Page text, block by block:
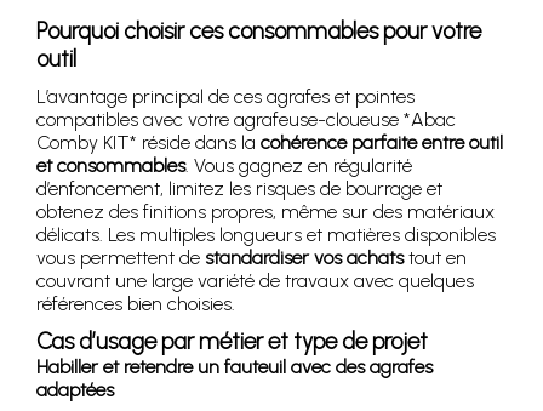
Pourquoi choisir ces consommables pour votre
outil
L’avantage principal de ces agrafes et pointes
compatibles avec votre agrafeuse-cloueuse *Abac
Comby KIT* réside dans la cohérence parfaite entre outil
et consommables. Vous gagnez en régularité
d’enfoncement, limitez les risques de bourrage et
obtenez des finitions propres, même sur des matériaux
délicats. Les multiples longueurs et matières disponibles
vous permettent de standardiser vos achatstout en
couvrant une large variété de travaux avec quelques
références bien choisies.
Cas d’usage par métier et type de projet
Habiller et retendre un fauteuil avec des agrafes
adaptées